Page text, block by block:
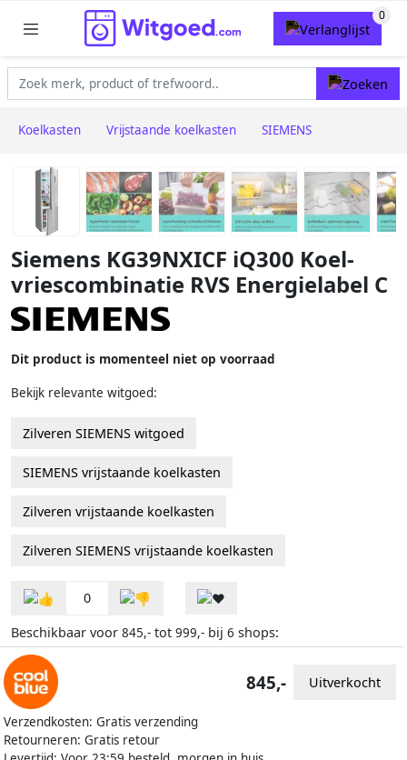
Koelkasten Vrijstaande koelkasten SIEMENS
Siemens KG39NXICF iQ300 Koel-
vriescombinatie RVS Energielabel C
Dit product is momenteel niet op voorraad
Bekijk relevante witgoed:
Zilveren SIEMENS witgoed
SIEMENS vrijstaande koelkasten
Zilveren vrijstaande koelkasten
Zilveren SIEMENS vrijstaande koelkasten
0
Beschikbaar voor 845,- tot 999,- bij 6 shops:
Verzendkosten: Gratis verzending
Retourneren: Gratis retour
845,- Uitverkocht